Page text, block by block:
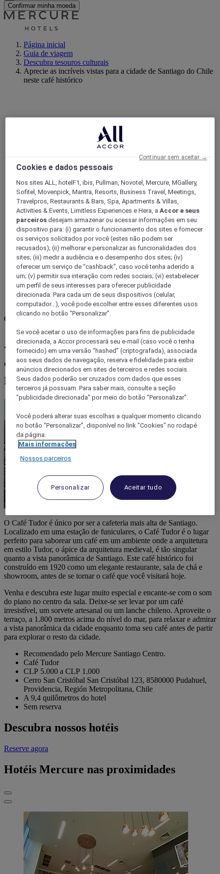
Confirmar minha moeda
Página inicial
Guia de viagem
Descubra tesouros culturais
Aprecie as incríveis vistas para a cidade de Santiago do Chile
neste café histórico
Chile
Aprecie as incríveis vistas para
a cidade de Santiago do Chile
neste café histórico
O Café Tudor é único por ser a cafeteria mais alta de Santiago.
Localizado em uma estação de funiculares, o Café Tudor é o lugar
perfeito para saborear um café em um ambiente onde a arquitetura
em estilo Tudor, o ápice da arquitetura medieval, é tão singular
quanto a vista panorâmica de Santiago. Este café histórico foi
construído em 1920 como um elegante restaurante, sala de chá e
showroom, antes de se tornar o café que você visitará hoje.
Venha e descubra este lugar muito especial e encante-se com o som
do piano no centro da sala. Deixe-se ser levar por um café
irresistível, um sorvete artesanal ou um lanche chileno. Aproveite o
terraço, a 1.800 metros acima do nível do mar, para relaxar e admirar
a vista panorâmica da cidade enquanto toma seu café antes de partir
para explorar o resto da cidade.
Recomendado pelo Mercure Santiago Centro.
Café Tudor
CLP 5.000 a CLP 1.000
Cerro San Cristóbal San Cristóbal 123, 8580000 Pudahuel,
Providencia, Región Metropolitana, Chile
A 9,4 quilômetros do hotel
Sem reserva
Descubra nossos hotéis
Reserve agora
Hotéis Mercure nas proximidades
Cookies e dados pessoais
Nos sites ALL, hotelF1, ibis, Pullman, Novotel, Mercure, MGallery,
Sofitel, Movenpick, Mantra, Resorts, Business Travel, Meetings,
Travelpros, Restaurants & Bars, Spa, Apartments & Villas,
Activities & Events, Limitless Experiences e Hera, aAccor e seus
parceiros desejam armazenar ou acessar informações em seu
dispositivo para: (i) garantir o funcionamento dos sites e fornecer
os serviços solicitados por você (estes não podem ser
recusados); (ii) melhorar e personalizar as funcionalidades dos
sites; (iii) medir a audiência e o desempenho dos sites; (iv)
oferecer um serviço de “cashback”, caso você tenha aderido a
um; (v) permitir sua interação com redes sociais; (vi) estabelecer
um perfil de seus interesses para oferecer publicidade
direcionada. Para cada um de seus dispositivos (celular,
computador...), você pode escolher entre esses diferentes usos
clicando no botão “Personalizar”.
Se você aceitar o uso de informações para fins de publicidade
direcionada, a Accor processará seu e-mail (caso você o tenha
fornecido) em uma versão “hashed” (criptografada), associada
aos seus dados de navegação, reserva e fidelidade para exibir
anúncios direcionados em sites de terceiros e redes sociais.
Seus dados poderão ser cruzados com dados que esses
terceiros já possuam. Para saber mais, consulte a seção
“publicidade direcionada” por meio do botão “Personalizar”.
Você poderá alterar suas escolhas a qualquer momento clicando
no botão “Personalizar”, disponível no link "Cookies" no rodapé
da página.
Mais informações
Nossos parceiros
Personalizar Aceitar tudo
Continuar sem aceitar →